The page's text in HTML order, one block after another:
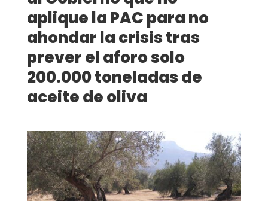
aplique la PAC para no
ahondar la crisis tras
prever el aforo solo
200.000 toneladas de
aceite de oliva